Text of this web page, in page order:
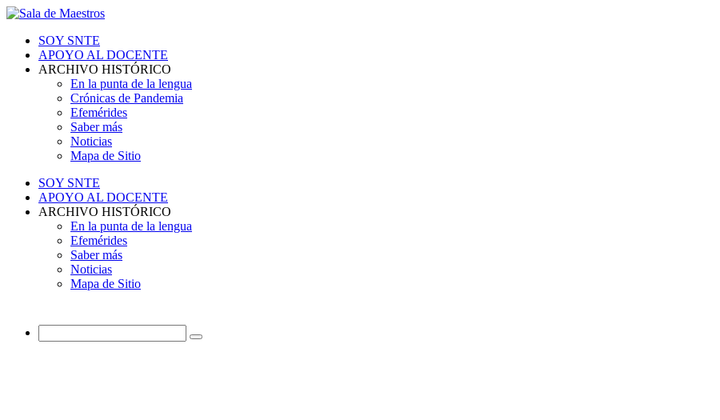
SOY SNTE
APOYO AL DOCENTE
ARCHIVO HISTÓRICO
En la punta de la lengua
Crónicas de Pandemia
Efemérides
Saber más
Noticias
Mapa de Sitio
SOY SNTE
APOYO AL DOCENTE
ARCHIVO HISTÓRICO
En la punta de la lengua
Efemérides
Saber más
Noticias
Mapa de Sitio